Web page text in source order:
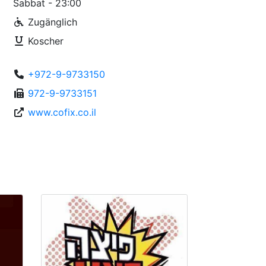
Sabbat - 23:00
Zugänglich
Koscher
+972-9-9733150
972-9-9733151
www.cofix.co.il